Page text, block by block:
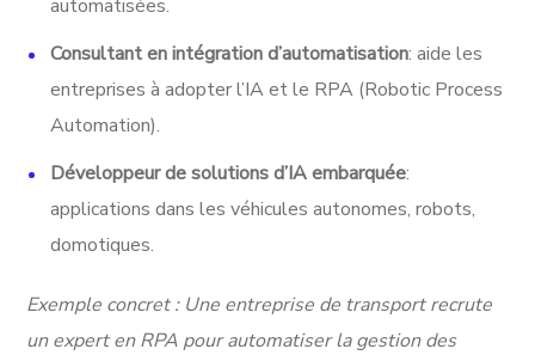
automatisées.
Consultant en intégration d’automatisation: aide les
entreprises à adopter l’IA et le RPA (Robotic Process
Automation).
Développeur de solutions d’IA embarquée:
applications dans les véhicules autonomes, robots,
domotiques.
Exemple concret : Une entreprise de transport recrute
un expert en RPA pour automatiser la gestion des